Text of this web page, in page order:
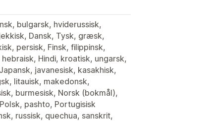
bulgarsk, hviderussisk,
Dansk, Tysk, græsk,
persisk, Finsk, filippinsk,
Hindi, kroatisk, ungarsk,
javanesisk, kasakhisk,
litauisk, makedonsk,
burmesisk, Norsk (bokmål),
pashto, Portugisisk
russisk, quechua, sanskrit,